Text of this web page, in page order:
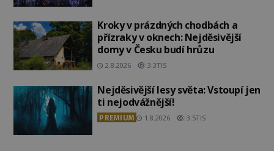
Kroky v prázdných chodbách a
přízraky v oknech: Nejděsivější
domy v Česku budí hrůzu
2.8.2026 3.3TIS
Nejděsivější lesy světa: Vstoupí jen
ti nejodvážnější!
PREMIUM 1.8.2026 3.5TIS